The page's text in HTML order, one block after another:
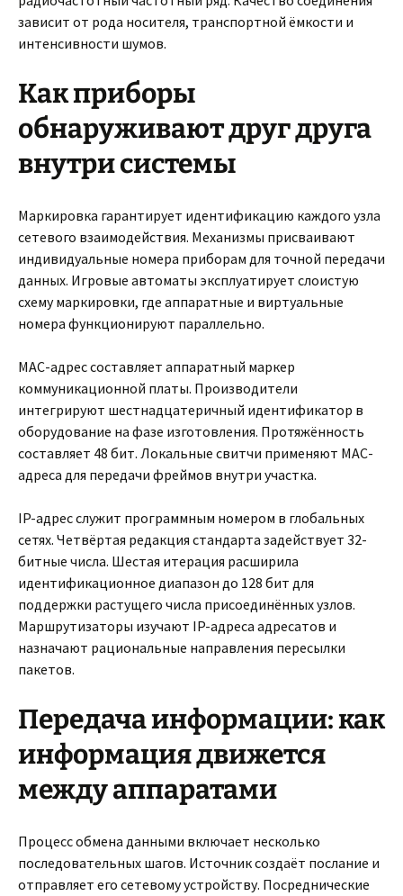
зависит от рода носителя, транспортной ёмкости и
интенсивности шумов.
Как приборы
обнаруживают друг друга
внутри системы
Маркировка гарантирует идентификацию каждого узла
сетевого взаимодействия. Механизмы присваивают
индивидуальные номера приборам для точной передачи
данных. Игровые автоматы эксплуатирует слоистую
схему маркировки, где аппаратные и виртуальные
номера функционируют параллельно.
MAC-адрес составляет аппаратный маркер
коммуникационной платы. Производители
интегрируют шестнадцатеричный идентификатор в
оборудование на фазе изготовления. Протяжённость
составляет 48 бит. Локальные свитчи применяют MAC-
адреса для передачи фреймов внутри участка.
IP-адрес служит программным номером в глобальных
сетях. Четвёртая редакция стандарта задействует 32-
битные числа. Шестая итерация расширила
идентификационное диапазон до 128 бит для
поддержки растущего числа присоединённых узлов.
Маршрутизаторы изучают IP-адреса адресатов и
назначают рациональные направления пересылки
пакетов.
Передача информации: как
информация движется
между аппаратами
Процесс обмена данными включает несколько
последовательных шагов. Источник создаёт послание и
отправляет его сетевому устройству. Посреднические